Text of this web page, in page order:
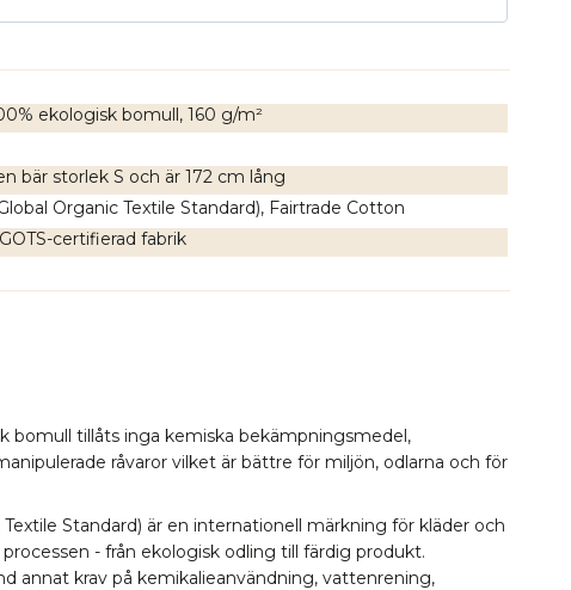
ekologisk bomull, 160 g/m²
bär storlek S och är 172 cm lång
Organic Textile Standard), Fairtrade Cotton
certifierad fabrik
bomull tillåts inga kemiska bekämpningsmedel,
råvaror vilket är bättre för miljön, odlarna och för
Standard) är en internationell märkning för kläder och
- från ekologisk odling till färdig produkt.
annat krav på kemikalieanvändning, vattenrening,